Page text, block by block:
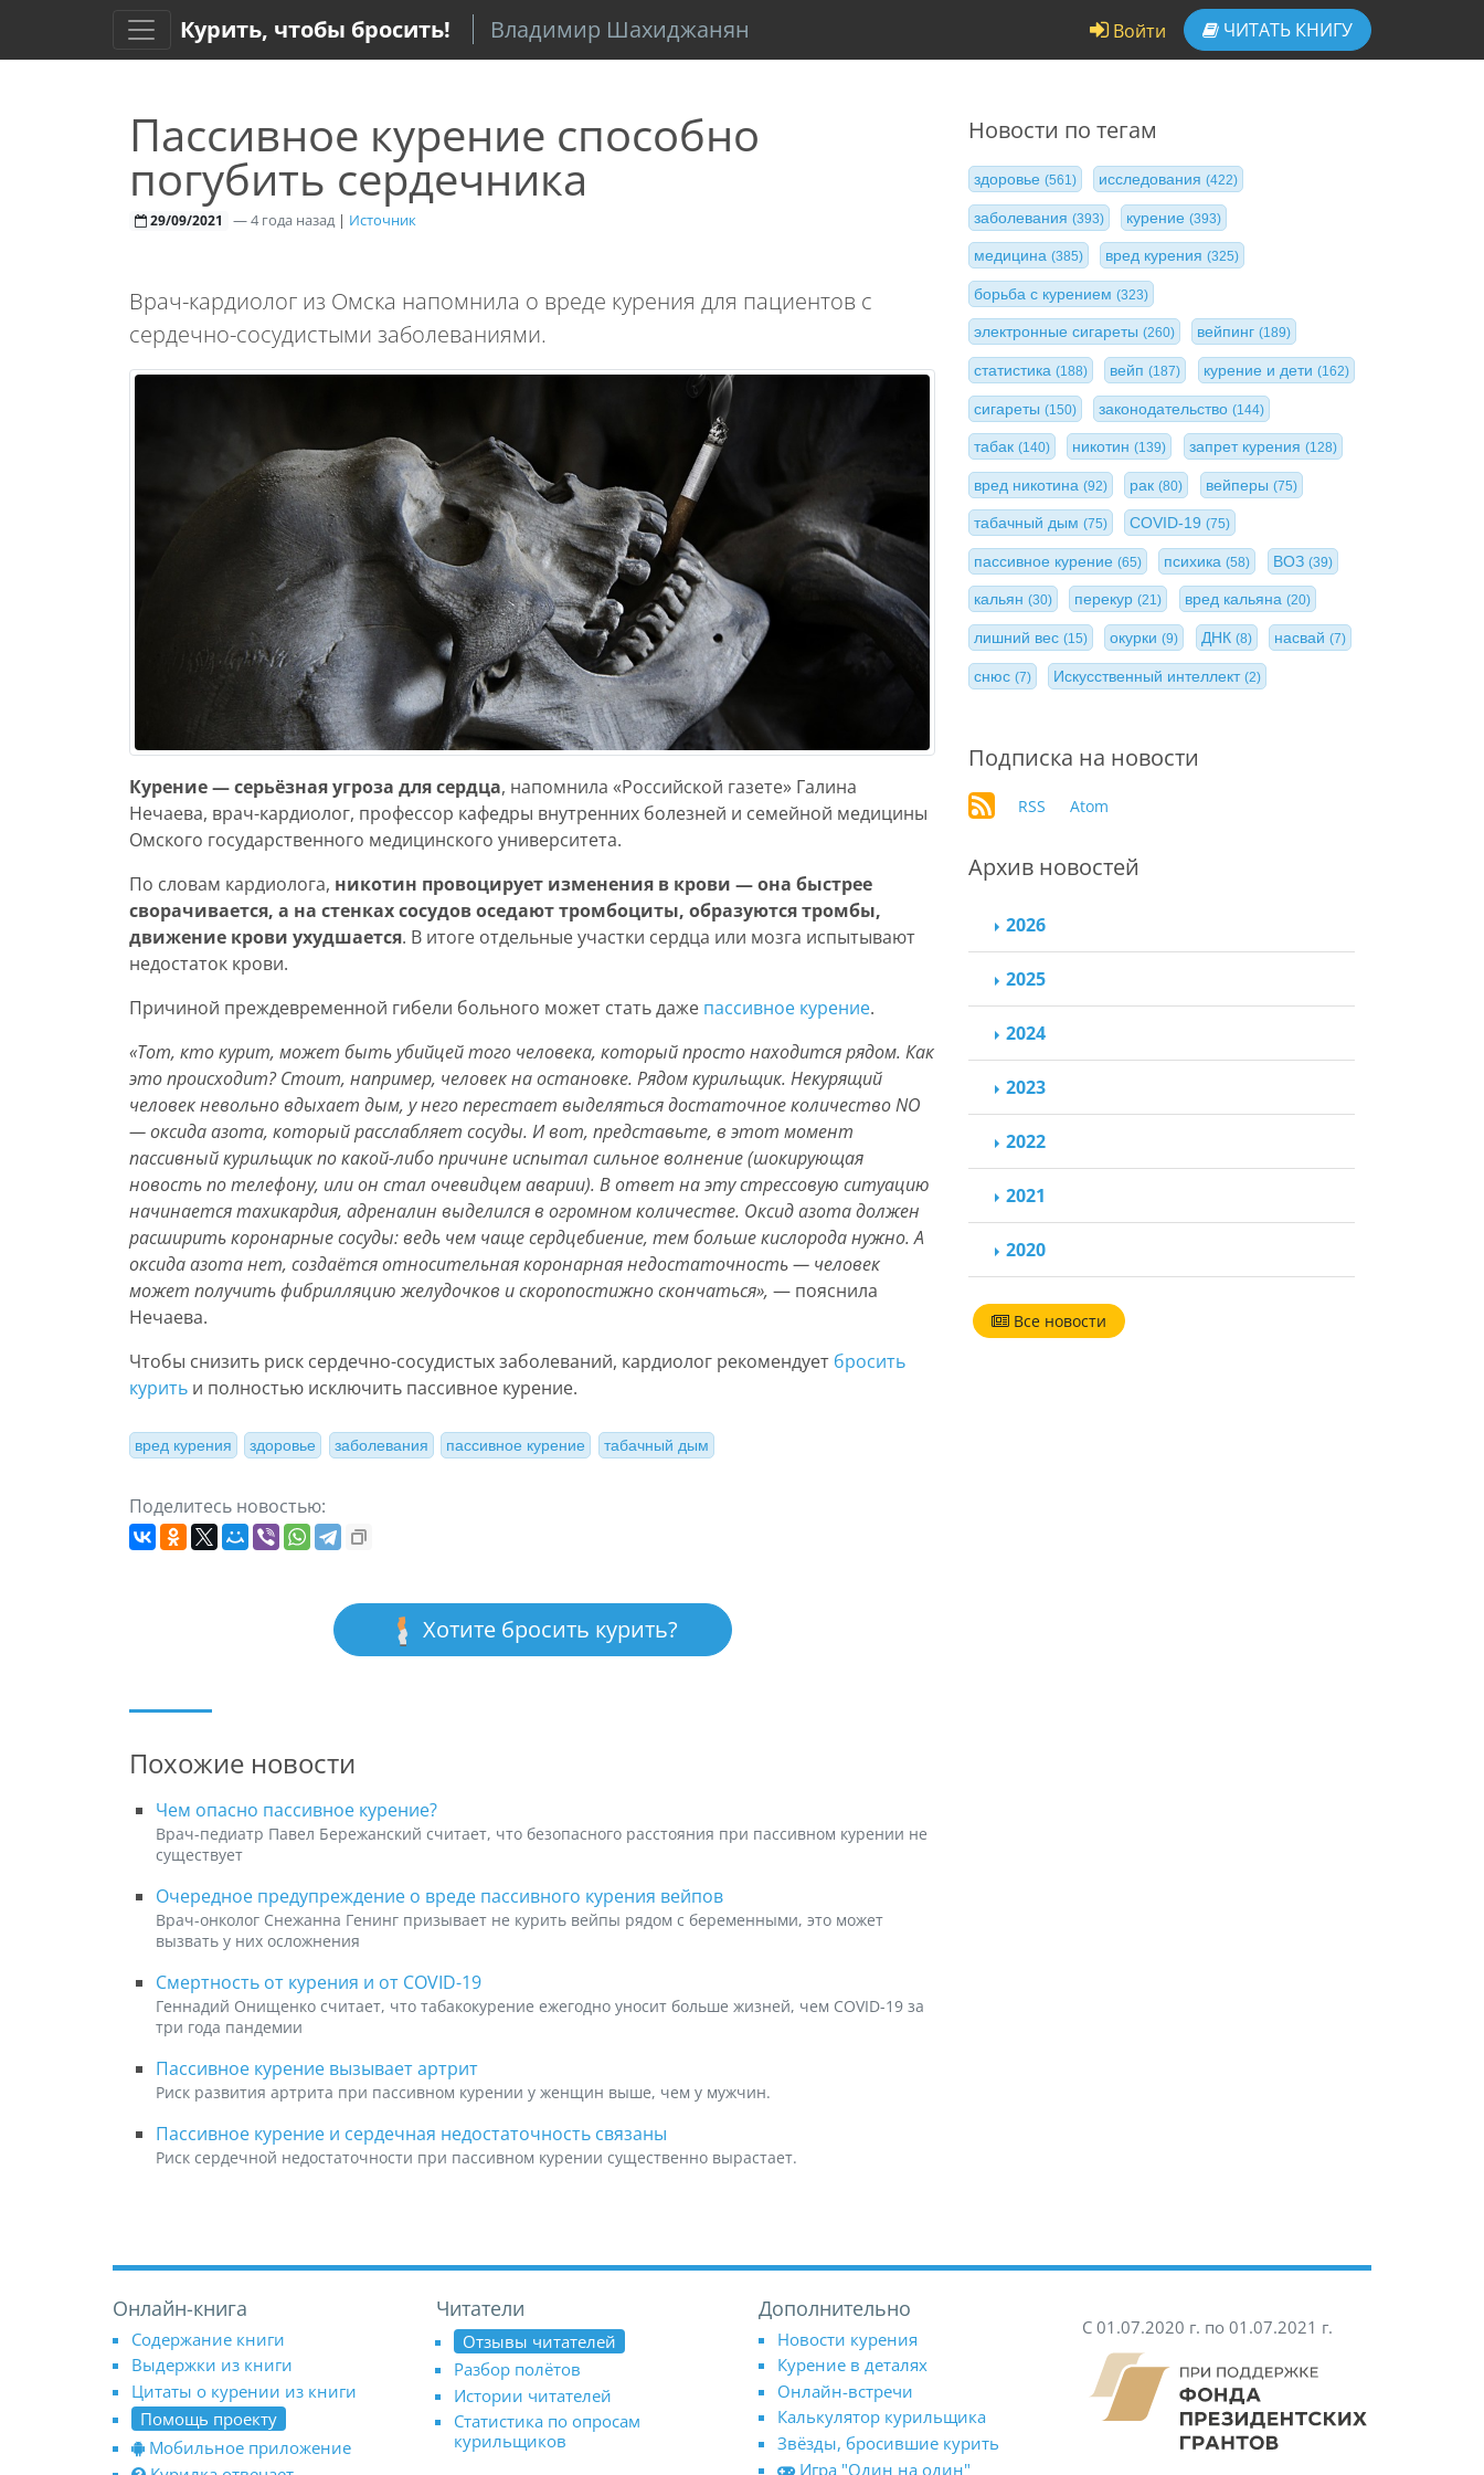
Курить, чтобы бросить! Владимир Шахиджанян Войти ЧИТАТЬ КНИГУ
Пассивное курение способно
погубить сердечника
29/09/2021 —4 года назад | Источник
Врач-кардиолог из Омска напомнила о вреде курения для пациентов с
сердечно-сосудистыми заболеваниями.
Курение — серьёзная угроза для сердца, напомнила «Российской газете» Галина
Нечаева, врач-кардиолог, профессор кафедры внутренних болезней и семейной медицины
Омского государственного медицинского университета.
По словам кардиолога, никотин провоцирует изменения в крови — она быстрее
сворачивается, а на стенках сосудов оседают тромбоциты, образуются тромбы,
движение крови ухудшается. В итоге отдельные участки сердца или мозга испытывают
недостаток крови.
Причиной преждевременной гибели больного может стать даже пассивное курение.
«Тот, кто курит, может быть убийцей того человека, который просто находится рядом. Как
это происходит? Стоит, например, человек на остановке. Рядом курильщик. Некурящий
человек невольно вдыхает дым, у него перестает выделяться достаточное количество NO
— оксида азота, который расслабляет сосуды. И вот, представьте, в этот момент
пассивный курильщик по какой-либо причине испытал сильное волнение (шокирующая
новость по телефону, или он стал очевидцем аварии). В ответ на эту стрессовую ситуацию
начинается тахикардия, адреналин выделился в огромном количестве. Оксид азота должен
расширить коронарные сосуды: ведь чем чаще сердцебиение, тем больше кислорода нужно. А
оксида азота нет, создаётся относительная коронарная недостаточность — человек
может получить фибрилляцию желудочков и скоропостижно скончаться», — пояснила
Нечаева.
Чтобы снизить риск сердечно-сосудистых заболеваний, кардиолог рекомендует бросить
курить и полностью исключить пассивное курение.
вред курения здоровье заболевания пассивное курение табачный дым
Поделитесь новостью:
Хотите бросить курить?
Похожие новости
Чем опасно пассивное курение?
Врач-педиатр Павел Бережанский считает, что безопасного расстояния при пассивном курении не
существует
Очередное предупреждение о вреде пассивного курения вейпов
Врач-онколог Снежанна Генинг призывает не курить вейпы рядом с беременными, это может
вызвать у них осложнения
Смертность от курения и от COVID-19
Геннадий Онищенко считает, что табакокурение ежегодно уносит больше жизней, чем COVID-19 за
три года пандемии
Пассивное курение вызывает артрит
Риск развития артрита при пассивном курении у женщин выше, чем у мужчин.
Пассивное курение и сердечная недостаточность связаны
Риск сердечной недостаточности при пассивном курении существенно вырастает.
Новости по тегам
здоровье (561) исследования(422)
заболевания (393) курение(393)
медицина (385) вред курения(325)
борьба с курением (323)
электронные сигареты (260) вейпинг(189)
статистика (188) вейп(187) курение и дети (162)
сигареты (150) законодательство(144)
табак (140) никотин(139) запрет курения (128)
вред никотина (92) рак(80) вейперы (75)
табачный дым (75) COVID-19(75)
пассивное курение (65) психика(58) ВОЗ (39)
кальян (30) перекур(21) вред кальяна (20)
лишний вес (15) окурки(9) ДНК (8) насвай(7)
снюс (7) Искусственный интеллект(2)
Подписка на новости
RSS Atom
Архив новостей
2026
2025
2024
2023
2022
2021
2020
Все новости
Онлайн-книга
Содержание книги
Выдержки из книги
Цитаты о курении из книги
Помощь проекту
Мобильное приложение
Читатели
Отзывы читателей
Разбор полётов
Истории читателей
Статистика по опросам
курильщиков
Дополнительно
Новости курения
Курение в деталях
Онлайн-встречи
Калькулятор курильщика
Звёзды, бросившие курить
Игра "Один на один"
С 01.07.2020 г. по 01.07.2021 г.